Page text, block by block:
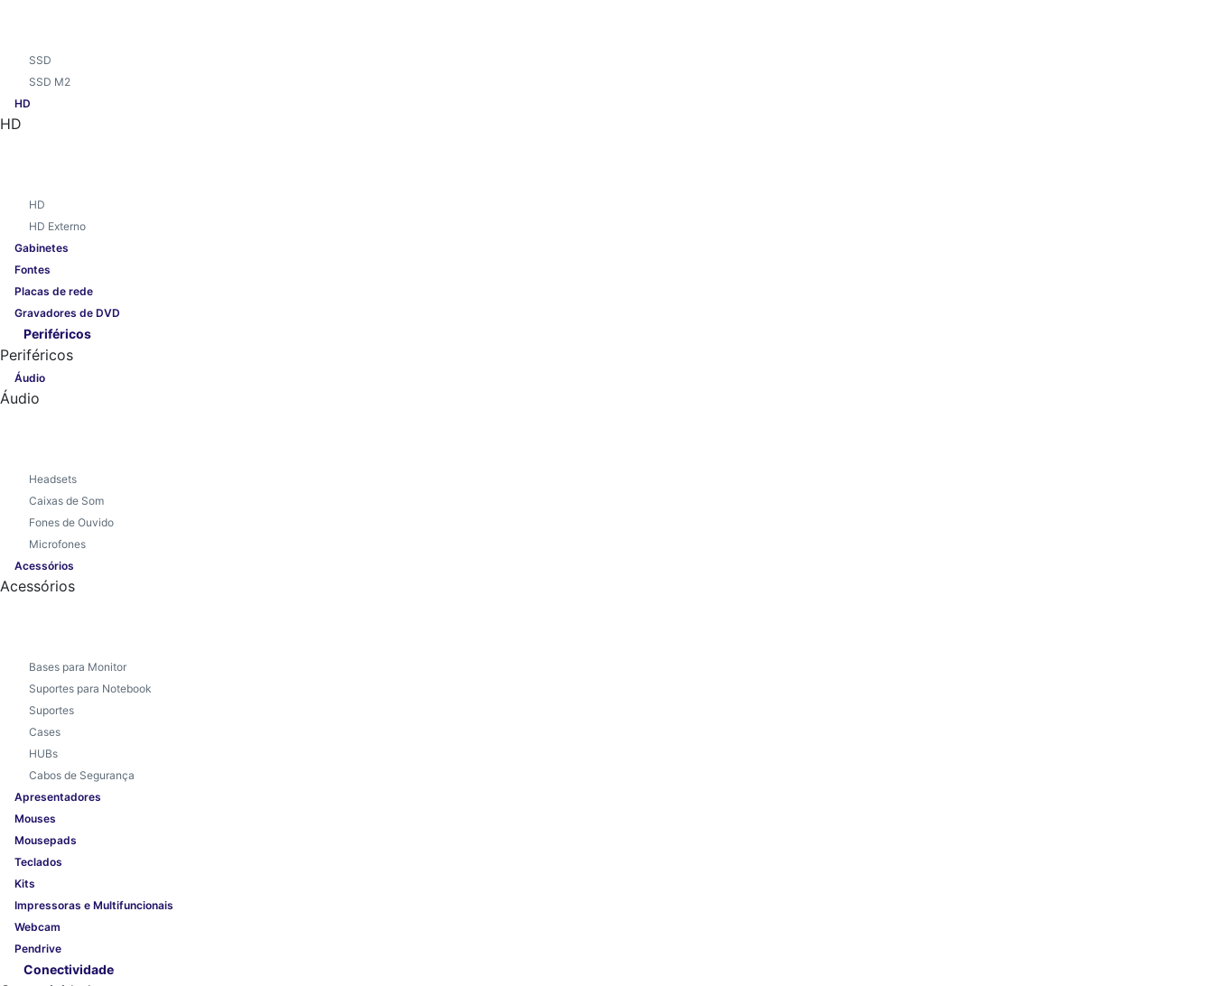
SSD
SSD M2
HD
HD
HD
HD Externo
Gabinetes
Fontes
Placas de rede
Gravadores de DVD
Periféricos
Periféricos
Áudio
Áudio
Headsets
Caixas de Som
Fones de Ouvido
Microfones
Acessórios
Acessórios
Bases para Monitor
Suportes para Notebook
Suportes
Cases
HUBs
Cabos de Segurança
Apresentadores
Mouses
Mousepads
Teclados
Kits
Impressoras e Multifuncionais
Webcam
Pendrive
Conectividade